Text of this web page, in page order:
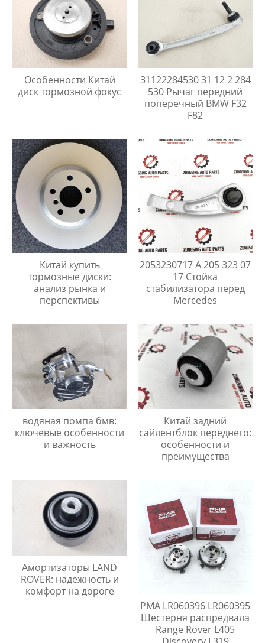
Особенности Китай
диск тормозной фокус
31122284530 31 12 2 284
530 Рычаг передний
поперечный BMW F32
F82
Китай купить
тормозные диски:
анализ рынка и
перспективы
2053230717 A 205 323 07
17 Стойка
стабилизатора перед
Mercedes
водяная помпа бмв:
ключевые особенности
и важность
Китай задний
сайлентблок переднего:
особенности и
преимущества
Амортизаторы LAND
ROVER: надежность и
комфорт на дороге
PMA LR060396 LR060395
Шестерня распредвала
Range Rover L405